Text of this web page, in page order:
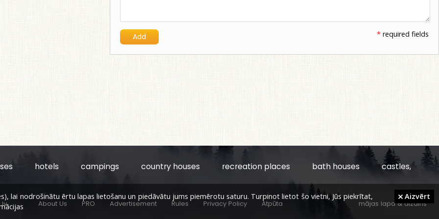
* required fields
hotels campings country houses recreation places bath houses castles,
About Us PRO Advertisement Rules Privacy Policy Atpūta mājas lapa&dizains
lai nodrošinātu ērtu lapas lietošanu un piedāvātu jums piemērotu saturu. Turpinot lietot šo vietni, Jūs piekrītat,
Aizvērt